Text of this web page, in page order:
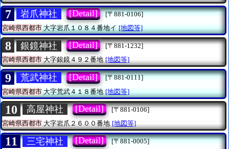
7 岩爪神社 [Detail]
[〒881-0106]
宮崎県西都市大字岩爪１０８４番地イ [地図等]
8 銀鏡神社 [Detail]
[〒881-1232]
宮崎県西都市大字銀鏡４９２番地 [地図等]
9 荒武神社 [Detail]
[〒881-0111]
宮崎県西都市大字荒武４１８番地 [地図等]
10 高屋神社 [Detail]
[〒881-0106]
宮崎県西都市 大字岩爪２６００番地 [地図等]
11 三宅神社 [Detail]
[〒881-0005]